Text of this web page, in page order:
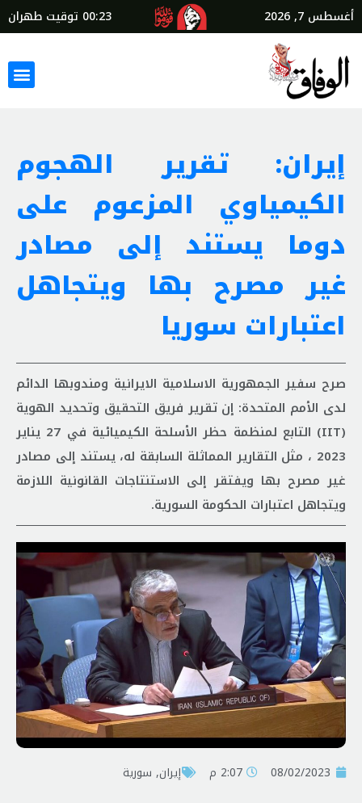
أغسطس 7, 2026 00:23 توقيت طهران
إيران: تقرير الهجوم
الكيمياوي المزعوم على
دوما يستند إلى مصادر
غير مصرح بها ويتجاهل
اعتبارات سوريا
صرح سفير الجمهورية الاسلامية الايرانية ومندوبها الدائم
لدى الأمم المتحدة: إن تقرير فريق التحقيق وتحديد الهوية
(IIT) التابع لمنظمة حظر الأسلحة الكيميائية في 27 يناير
2023 ، مثل التقارير المماثلة السابقة له، يستند إلى مصادر
غير مصرح بها ويفتقر إلى الاستنتاجات القانونية اللازمة
ويتجاهل اعتبارات الحكومة السورية.
08/02/2023 2:07 م إيران, سورية